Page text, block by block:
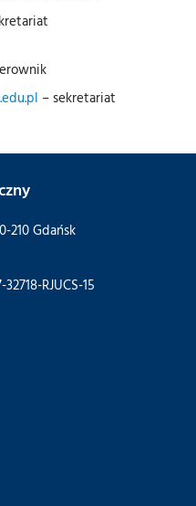
– sekretariat
210 Gdańsk
RJUCS-15